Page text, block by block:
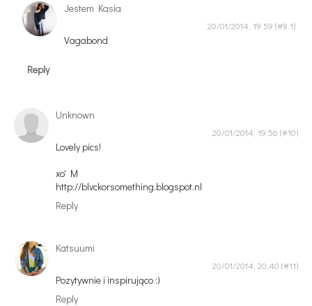
Jestem Kasia
20/01/2014, 19:59
Vagabond
Reply
Unknown
20/01/2014, 19:56
Lovely pics!
xo' M
http://blvckorsomething.blogspot.nl
Reply
Katsuumi
20/01/2014, 20:40
Pozytywnie i inspirująco :)
Reply